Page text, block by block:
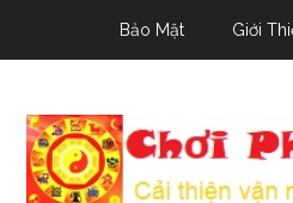
Bảo Mật Giới